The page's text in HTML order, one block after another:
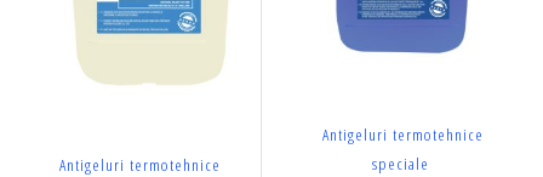
Antigeluri termotehnice
Antigeluri termotehnice
speciale